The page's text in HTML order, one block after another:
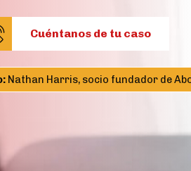
Cuéntanos de tu caso
Harris, socio fundador de